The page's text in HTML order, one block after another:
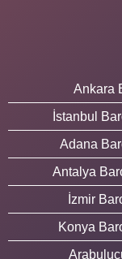
Ankara
İstanbul
Adana
Antalya
İzmir
Konya